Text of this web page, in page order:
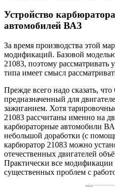
Устройство
автомобилей ВАЗ
За время производства этой
модификаций. Базовой
21083, поэтому рассматривать
типа имеет смысл
Прежде всего надо сказать,
предназначенный для
зажиганием. Хотя
21083 рассчитаны именно на
карбюраторные автомобили
небольшой доработки (с
карбюратор 21083 можно
отечественных двигателей
Практически все модификации
существенных проблем с